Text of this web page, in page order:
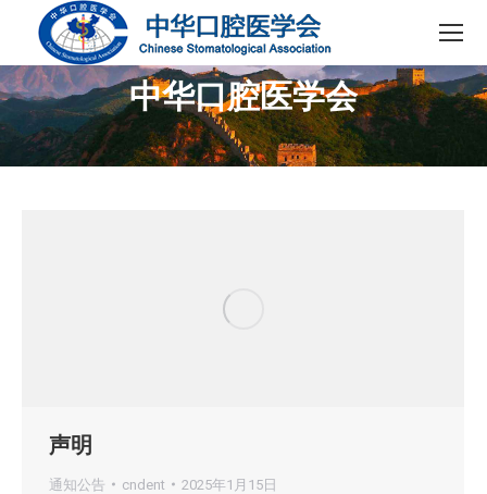
中华口腔医学会
您在这里：
声明
通知公告 cndent 2025年1月15日